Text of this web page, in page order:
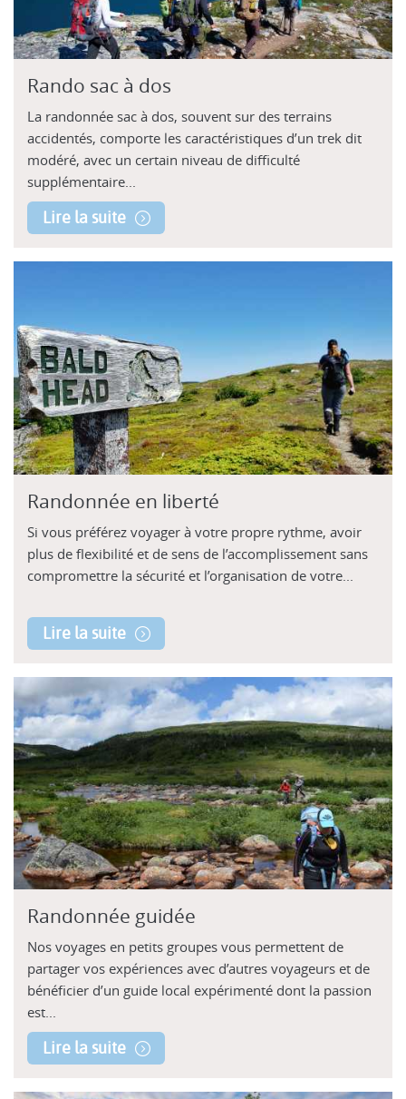
Rando sac à dos
La randonnée sac à dos, souvent sur des terrains
accidentés, comporte les caractéristiques d’un trek dit
modéré, avec un certain niveau de difficulté
supplémentaire...
Lire la suite
Randonnée en liberté
Si vous préférez voyager à votre propre rythme, avoir
plus de flexibilité et de sens de l’accomplissement sans
compromettre la sécurité et l’organisation de votre...
Lire la suite
Randonnée guidée
Nos voyages en petits groupes vous permettent de
partager vos expériences avec d’autres voyageurs et de
bénéficier d’un guide local expérimenté dont la passion
est...
Lire la suite